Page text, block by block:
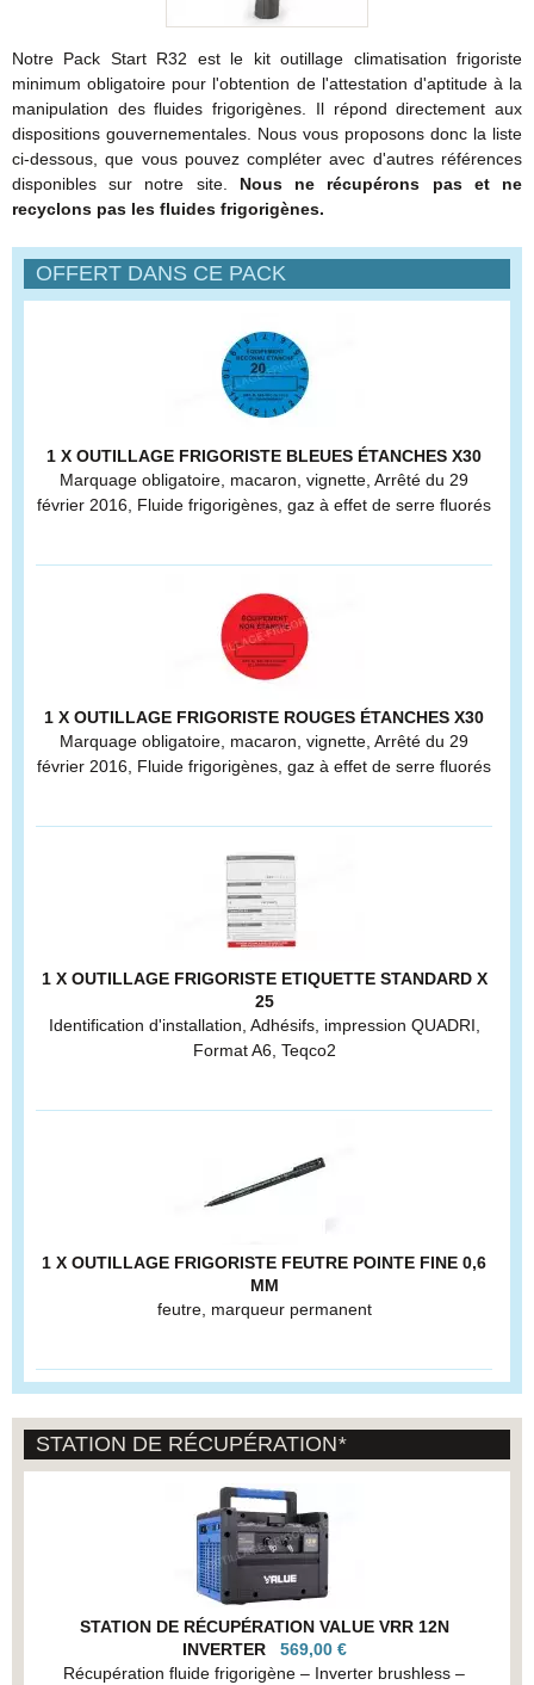
Notre Pack Start R32 est le kit outillage climatisation frigoriste
minimum obligatoire pour l'obtention de l'attestation d'aptitude à la
manipulation des fluides frigorigènes. Il répond directement aux
dispositions gouvernementales. Nous vous proposons donc la liste
ci-dessous, que vous pouvez compléter avec d'autres références
disponibles sur notre site. Nous ne récupérons pas et ne
recyclons pas les fluides frigorigènes.
OFFERT DANS CE PACK
1 X OUTILLAGE FRIGORISTE BLEUES ÉTANCHES X30
Marquage obligatoire, macaron, vignette, Arrêté du 29
février 2016, Fluide frigorigènes, gaz à effet de serre fluorés
1 X OUTILLAGE FRIGORISTE ROUGES ÉTANCHES X30
Marquage obligatoire, macaron, vignette, Arrêté du 29
février 2016, Fluide frigorigènes, gaz à effet de serre fluorés
1 X OUTILLAGE FRIGORISTE ETIQUETTE STANDARD X
25
Identification d'installation, Adhésifs, impression QUADRI,
Format A6, Teqco2
1 X OUTILLAGE FRIGORISTE FEUTRE POINTE FINE 0,6
MM
feutre, marqueur permanent
STATION DE RÉCUPÉRATION*
STATION DE RÉCUPÉRATION VALUE VRR 12N
INVERTER 569,00 €
Récupération fluide frigorigène – Inverter brushless –